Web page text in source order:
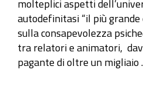
molteplici aspetti
autodefinitasi “il più grande
sulla consapevolezza
tra relatori e animatori,
pagante di oltre un